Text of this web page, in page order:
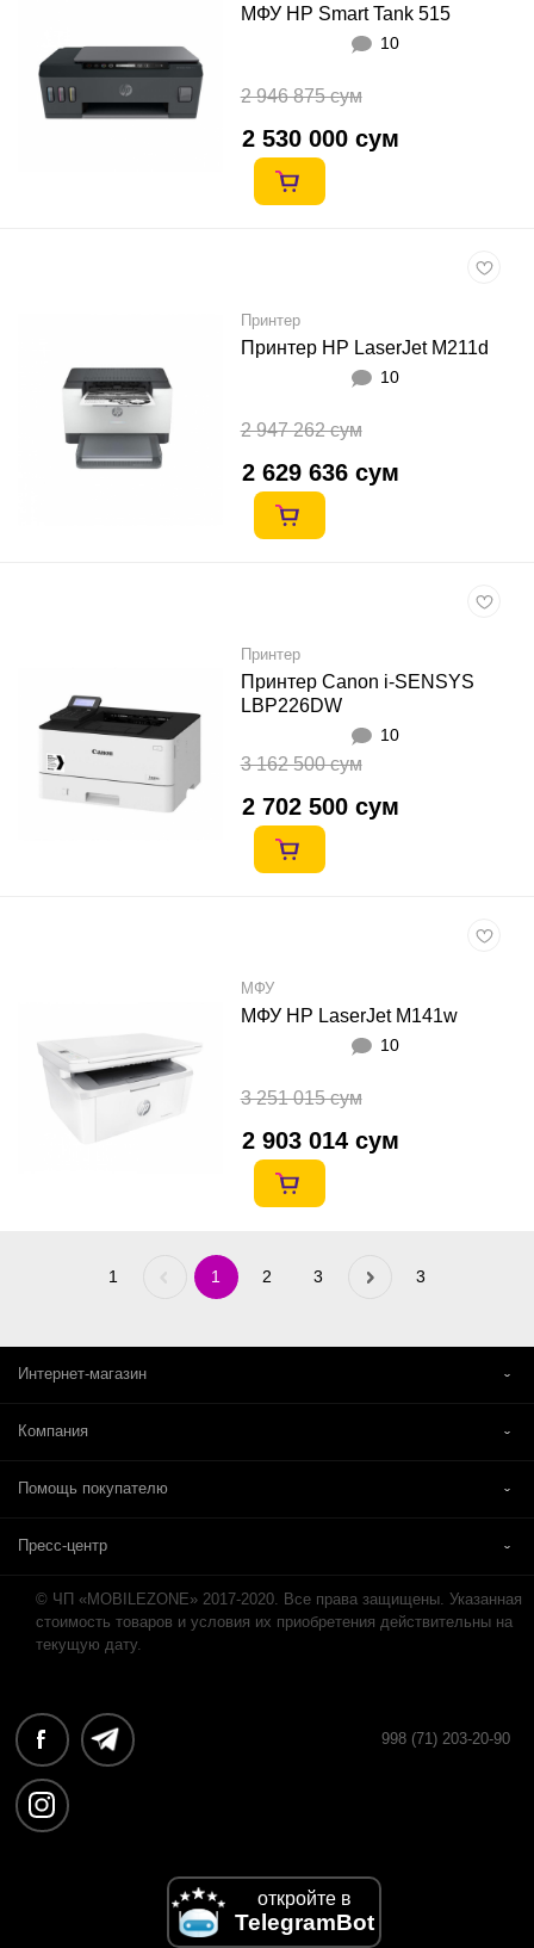
МФУ HP Smart Tank 515
10
2 946 875 сум
2 530 000 сум
Принтер
Принтер HP LaserJet M211d
10
2 947 262 сум
2 629 636 сум
Принтер
Принтер Canon i-SENSYS
LBP226DW
10
3 162 500 сум
2 702 500 сум
МФУ
МФУ HP LaserJet M141w
10
3 251 015 сум
2 903 014 сум
1 Previous
1 2 3 »Next 3
Интернет-магазин
Компания
Помощь покупателю
Пресс-центр
© ЧП «MOBILEZONE» 2017-2020. Все права защищены. Указанная
стоимость товаров и условия их приобретения действительны на
текущую дату.
998 (71) 203-20-90
откройте в
TelegramBot